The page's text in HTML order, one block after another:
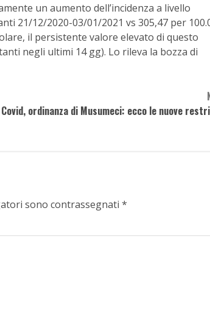
un aumento dell’incidenza a livello
21/12/2020-03/01/2021 vs 305,47 per
il persistente valore elevato di questo
negli ultimi 14 gg). Lo rileva la bozza di
Covid, ordinanza di Musumeci: ecco le nuove
sono contrassegnati *